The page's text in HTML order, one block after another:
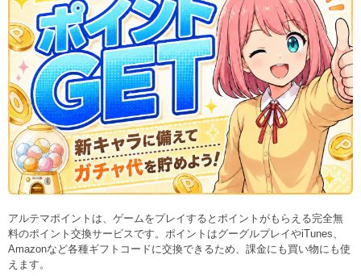
アルテマポイントは、ゲームをプレイするとポイントがもらえる完全無
料のポイント交換サービスです。ポイントはグーグルプレイやiTunes、
Amazonなど各種ギフトコードに交換できるため、課金にも買い物にも使
えます。